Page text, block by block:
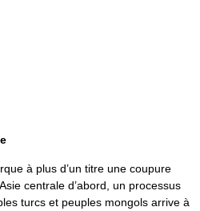
à plus d’un titre une coupure
centrale d’abord, un processus
turcs et peuples mongols arrive à